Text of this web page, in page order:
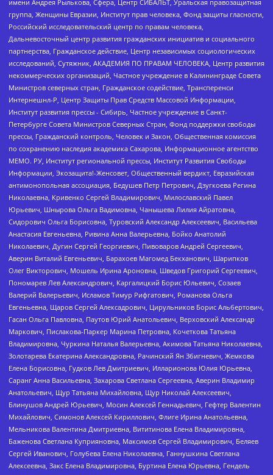
имени Андрея Рылькова, Сфера, Центр СИБАЛЬТ, Уральская правозащитная
группа, Женщины Евразии, Институт прав человека, Фонд защиты гласности,
Российский исследовательский центр по правам человека,
Дальневосточный центр развития гражданских инициатив и социального
партнерства, Гражданское действие, Центр независимых социологических
исследований, Сутяжник, АКАДЕМИЯ ПО ПРАВАМ ЧЕЛОВЕКА, Центр развития
некоммерческих организаций, Частное учреждение в Калининграде Совета
Министров северных стран, Гражданское содействие, Трансперенси
Интернешнл-Р, Центр Защиты Прав Средств Массовой Информации,
Институт развития прессы - Сибирь, Частное учреждение в Санкт-
Петербурге Совета Министров Северных Стран, Фонд поддержки свободы
прессы, Гражданский контроль, Человек и Закон, Общественная комиссия
по сохранению наследия академика Сахарова, Информационное агентство
МЕМО. РУ, Институт региональной прессы, Институт Развития Свободы
Информации, Экозащита!-Женсовет, Общественный вердикт, Евразийская
антимонопольная ассоциация, Бедушев Петр Петрович, Дзугкоева Регина
Николаевна, Кривенко Сергей Владимирович, Милославский Павел
Юрьевич, Шнырова Ольга Вадимовна, Чанышева Лилия Айратовна,
Сидорович Ольга Борисовна, Туровский Александр Алексеевич, Васильева
Анастасия Евгеньевна, Ривина Анна Валерьевна, Бойко Анатолий
Николаевич, Дугин Сергей Георгиевич, Пивоваров Андрей Сергеевич,
Аверин Виталий Евгеньевич, Барахоев Магомед Бекханович, Шарипков
Олег Викторович, Мошель Ирина Ароновна, Шведов Григорий Сергеевич,
Пономарев Лев Александрович, Каргалицкий Борис Юльевич, Созаев
Валерий Валерьевич, Исламов Тимур Рифгатович, Романова Ольга
Евгеньевна, Щаров Сергей Алексадрович, Цирульников Борис Альбертович,
Гасан Ольга Павловна, Паутов Юрий Анатольевич, Верховский Александр
Маркович, Пислакова-Паркер Марина Петровна, Кочеткова Татьяна
Владимировна, Чуркина Наталья Валерьевна, Акимова Татьяна Николаевна,
Золотарева Екатерина Александровна, Рачинский Ян Збигневич, Жемкова
Елена Борисовна, Гудков Лев Дмитриевич, Илларионова Юлия Юрьевна,
Саранг Анна Васильевна, Захарова Светлана Сергеевна, Аверин Владимир
Анатольевич, Щур Татьяна Михайловна, Щур Николай Алексеевич,
Блинушов Андрей Юрьевич, Мосин Алексей Геннадьевич, Гефтер Валентин
Михайлович, Симонов Алексей Кириллович, Флиге Ирина Анатольевна,
Мельникова Валентина Дмитриевна, Вититинова Елена Владимировна,
Баженова Светлана Куприяновна, Максимов Сергей Владимирович, Беляев
Сергей Иванович, Голубева Елена Николаевна, Ганнушкина Светлана
Алексеевна, Закс Елена Владимировна, Буртина Елена Юрьевна, Гендель